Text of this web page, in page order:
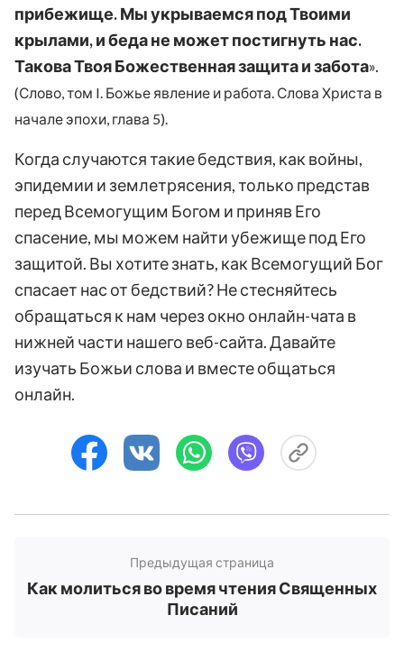
прибежище. Мы укрываемся под Твоими
крылами, и беда не может постигнуть нас.
Такова Твоя Божественная защита и забота».
(Слово, том I. Божье явление и работа. Слова Христа в
начале эпохи, глава 5).
Когда случаются такие бедствия, как войны,
эпидемии и землетрясения, только представ
перед Всемогущим Богом и приняв Его
спасение, мы можем найти убежище под Его
защитой. Вы хотите знать, как Всемогущий Бог
спасает нас от бедствий? Не стесняйтесь
обращаться к нам через окно онлайн-чата в
нижней части нашего веб-сайта. Давайте
изучать Божьи слова и вместе общаться
онлайн.
Предыдущая страница
Как молиться во время чтения Священных
Писаний